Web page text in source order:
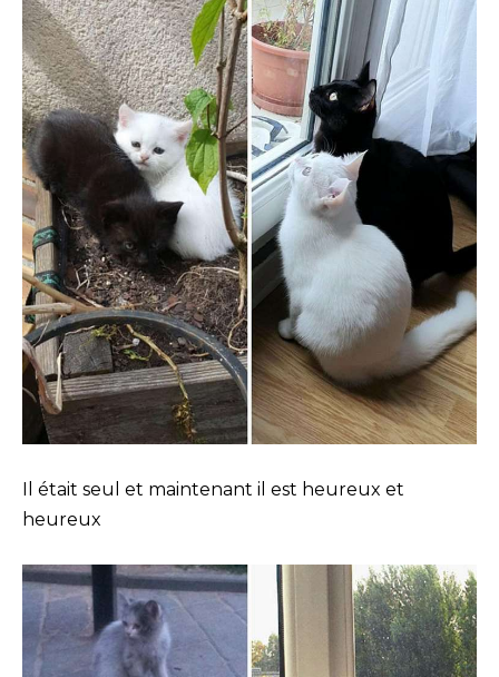
Il était seul et maintenant il est heureux et
heureux